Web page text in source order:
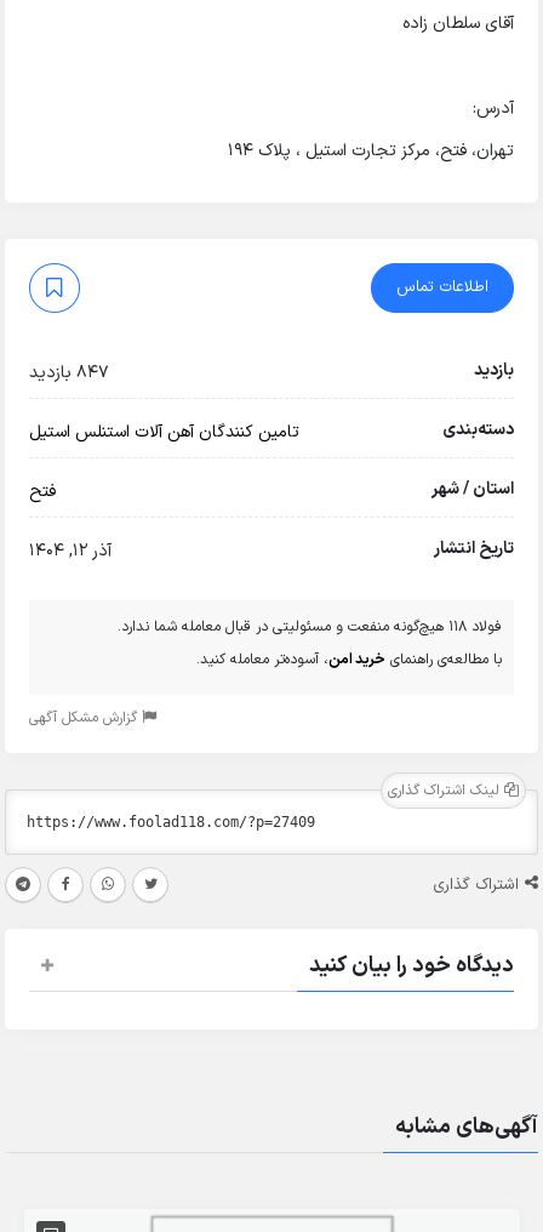
آقای سلطان زاده
آدرس:
تهران، فتح، مرکز تجارت استیل ، پلاک 194
اطلاعات تماس
بازدید 847 بازدید
دسته‌بندی تامین کنندگان آهن آلات استنلس استیل
استان / شهر فتح
تاریخ انتشار آذر 12, 1404
فولاد 118 هیچ‌گونه منفعت و مسئولیتی در قبال معامله شما ندارد.
با مطالعه‌ی راهنمای خرید امن، آسوده‌تر معامله کنید.
گزارش مشکل آگهی
لینک اشتراک گذاری
اشتراک گذاری
دیدگاه خود را بیان کنید
آگهی‌های مشابه